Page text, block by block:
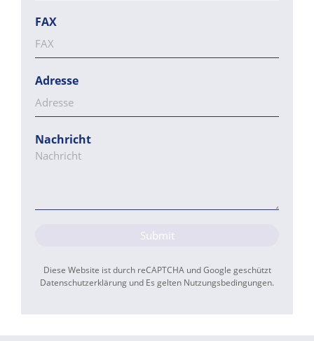
FAX
Adresse
Nachricht
Submit
Diese Website ist durch reCAPTCHA und Google geschützt
Datenschutzerklärung und Es gelten Nutzungsbedingungen.